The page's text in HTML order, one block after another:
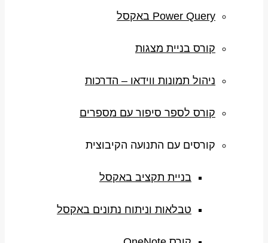
Power Query באקסל
קורס בניית מצגות
ניהול תמונות ווידאו – הדרכות
קורס לספר סיפור עם מספרים
קורסים עם התנועה הקיבוצית
בניית תקציב באקסל
טבלאות וניתוח נתונים באקסל